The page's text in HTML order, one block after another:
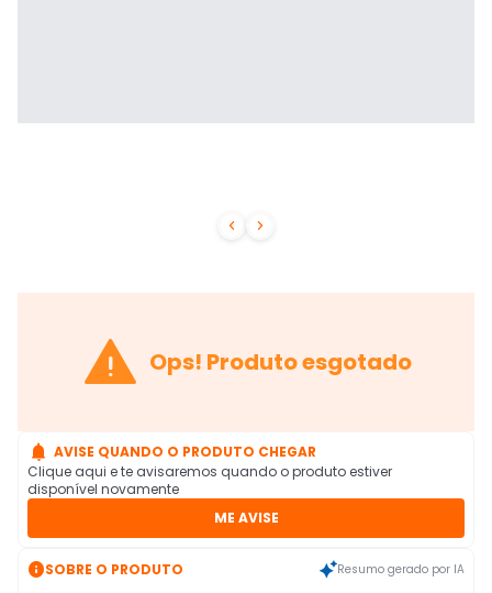
 
 Ops! Produto esgotado
 AVISE QUANDO O PRODUTO CHEGAR
Clique aqui e te avisaremos quando o produto estiver
disponível novamente
ME AVISE
SOBRE O PRODUTO Resumo gerado por IA